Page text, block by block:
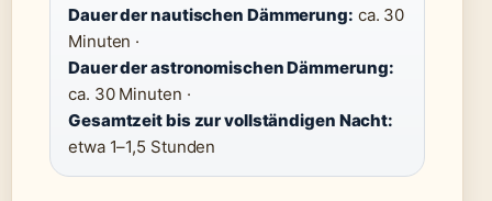
Dauer der nautischen Dämmerung: ca. 30
Minuten ·
Dauer der astronomischen Dämmerung:
ca. 30 Minuten ·
Gesamtzeit bis zur vollständigen Nacht:
etwa 1–1,5 Stunden